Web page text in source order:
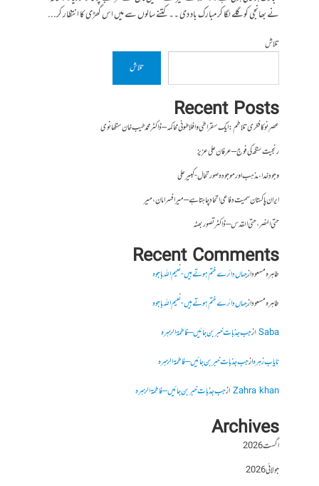
نے بھانجی کو گلے لگا کر مبارک باد دی ۔۔ کتنے سالوں سے میں اس گھڑی کا انتظار کر...
تلاش
تلاش
Recent Posts
عصرِ نو کا فکری تلاطم: ایک سقراطی و افلاطونی محاکمہ – ڈاکٹر محمد طیب خان سنگھانوی
رنجیت سنگھ کی فوج – عرفان علی عزیز
وجودِ خدا، مذہب اور موجودہ صورتحال- کبیر علی
ایران پاکستان سمیت دفاعی اتحاد چاہتا ہے – میر افسر امان،میر
حتی النصر ، حتی القدس – ڈاکٹر تصور بھٹہ
Recent Comments
طاہرہ مسعودازجہاں دائرے ختم ہوتے ہیں- نعیم اللہ باجوہ
طاہرہ مسعودازجہاں دائرے ختم ہوتے ہیں- نعیم اللہ باجوہ
Sabaازجب جذبات خبر بن جائیں – فاطمۃالزہرہ
نایاب زہرہازجب جذبات خبر بن جائیں – فاطمۃالزہرہ
Zahra khanازجب جذبات خبر بن جائیں – فاطمۃالزہرہ
Archives
اگست 2026
جولائی 2026